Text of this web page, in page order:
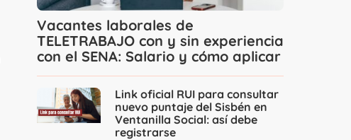
Vacantes laborales de
TELETRABAJO con y sin experiencia
con el SENA: Salario y cómo aplicar
Link oficial RUI para consultar
nuevo puntaje del Sisbén en
Ventanilla Social: así debe
registrarse